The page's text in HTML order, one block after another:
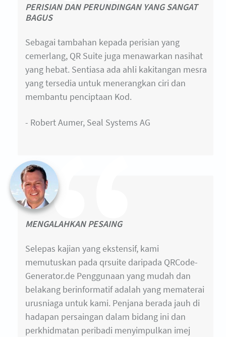
PERISIAN DAN PERUNDINGAN YANG SANGAT
BAGUS
Sebagai tambahan kepada perisian yang
cemerlang, QR Suite juga menawarkan nasihat
yang hebat. Sentiasa ada ahli kakitangan mesra
yang tersedia untuk menerangkan ciri dan
membantu penciptaan Kod.
- Robert Aumer, Seal Systems AG
MENGALAHKAN PESAING
Selepas kajian yang ekstensif, kami
memutuskan pada qrsuite daripada QRCode-
Generator.de Penggunaan yang mudah dan
belakang berinformatif adalah yang mematerai
urusniaga untuk kami. Penjana berada jauh di
hadapan persaingan dalam bidang ini dan
perkhidmatan peribadi menyimpulkan imej